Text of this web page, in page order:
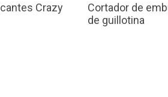
Crazy
Cortador de
de guillotina